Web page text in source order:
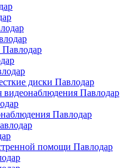
диски Павлодар
видеонаблюдения Павлодар
Павлодар
помощи Павлодар